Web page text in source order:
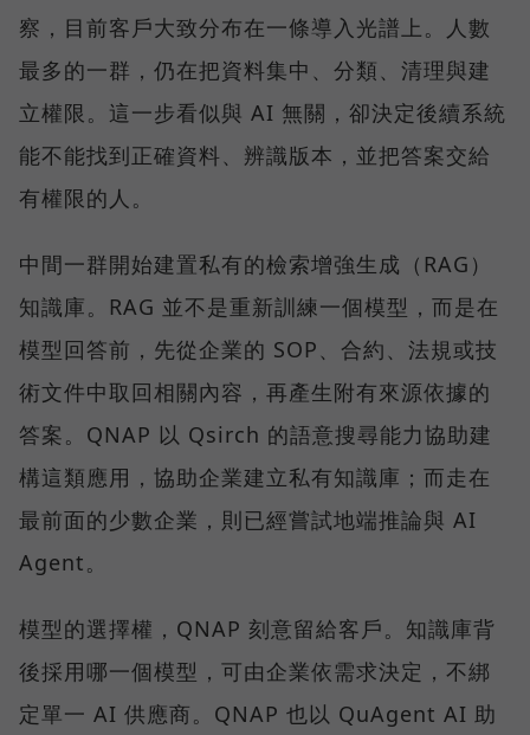
察，目前客戶大致分布在一條導入光譜上。人數
最多的一群，仍在把資料集中、分類、清理與建
立權限。這一步看似與 AI 無關，卻決定後續系統
能不能找到正確資料、辨識版本，並把答案交給
有權限的人。
中間一群開始建置私有的檢索增強生成（RAG）
知識庫。RAG 並不是重新訓練一個模型，而是在
模型回答前，先從企業的 SOP、合約、法規或技
術文件中取回相關內容，再產生附有來源依據的
答案。QNAP 以 Qsirch 的語意搜尋能力協助建
構這類應用，協助企業建立私有知識庫；而走在
最前面的少數企業，則已經嘗試地端推論與 AI
Agent。
模型的選擇權，QNAP 刻意留給客戶。知識庫背
後採用哪一個模型，可由企業依需求決定，不綁
定單一 AI 供應商。QNAP 也以 QuAgent AI 助